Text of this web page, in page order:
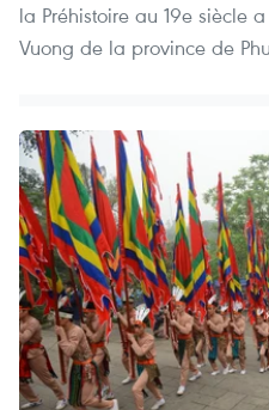
la Préhistoire au 19e siècle
Vuong de la province de